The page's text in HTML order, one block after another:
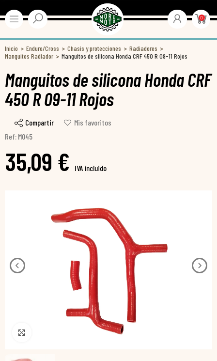
0
Inicio Enduro/Cross Chasis y protecciones
Radiadores
Manguitos Radiador
Manguitos de silicona Honda CRF 450 R 09-11 Rojos
Manguitos de silicona Honda CRF
450 R 09-11 Rojos
Compartir
Mis favoritos
Ref: M045
35,09 € IVA incluido
Pincha para agrandar